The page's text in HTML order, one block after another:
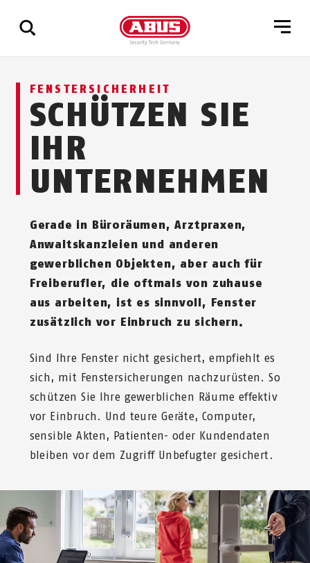
Zeige
Ergebnisse
FENSTERSICHERHEIT
SCHÜTZEN SIE
IHR
UNTERNEHMEN
Gerade in Büroräumen, Arztpraxen,
Anwaltskanzleien und anderen
gewerblichen Objekten, aber auch für
Freiberufler, die oftmals von zuhause
aus arbeiten, ist es sinnvoll, Fenster
zusätzlich vor Einbruch zu sichern.
Sind Ihre Fenster nicht gesichert, empfiehlt es
sich, mit Fenstersicherungen nachzurüsten. So
schützen Sie Ihre gewerblichen Räume effektiv
vor Einbruch. Und teure Geräte, Computer,
sensible Akten, Patienten- oder Kundendaten
bleiben vor dem Zugriff Unbefugter gesichert.